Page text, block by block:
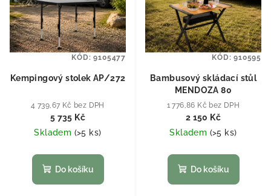
Kempingový stolek AP/272
4 739,67 Kč bez DPH
5 735 Kč
Skladem (>5 ks)
Do košíku
KÓD:9105477
Bambusový skládací stůl
MENDOZA 80
1 776,86 Kč bez DPH
2 150 Kč
Skladem (>5 ks)
Do košíku
KÓD:910595